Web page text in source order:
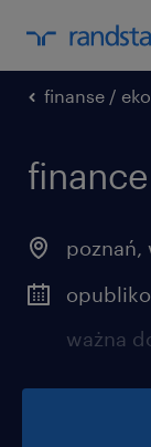
finanse /
finance
poznań,
ważna